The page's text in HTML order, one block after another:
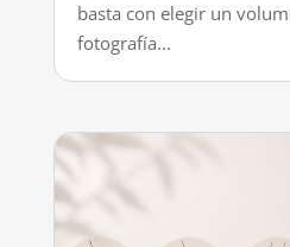
basta con elegir un
fotografía...